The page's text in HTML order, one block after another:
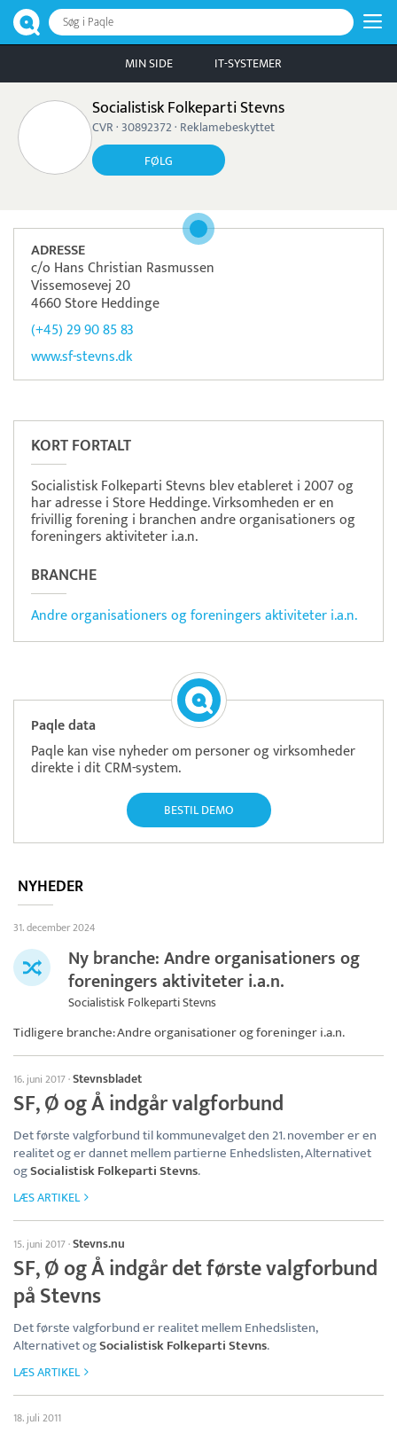
Søg i Paqle
MIN SIDE IT-SYSTEMER
Socialistisk Folkeparti Stevns
CVR · 30892372 · Reklamebeskyttet
FØLG
ADRESSE
c/o Hans Christian Rasmussen
Vissemosevej 20
4660 Store Heddinge
(+45) 29 90 85 83
www.sf-stevns.dk
KORT FORTALT
Socialistisk Folkeparti Stevns blev etableret i 2007 og
har adresse i Store Heddinge. Virksomheden er en
frivillig forening i branchen andre organisationers og
foreningers aktiviteter i.a.n.
BRANCHE
Andre organisationers og foreningers aktiviteter i.a.n.
Paqle data
Paqle kan vise nyheder om personer og virksomheder
direkte i dit CRM-system.
BESTIL DEMO
NYHEDER
31. december 2024
Ny branche: Andre organisationers og
foreningers aktiviteter i.a.n.
Socialistisk Folkeparti Stevns
Tidligere branche: Andre organisationer og foreninger i.a.n.
16. juni 2017·Stevnsbladet
SF, Ø og Å indgår valgforbund
Det første valgforbund til kommunevalget den 21. november er en
realitet og er dannet mellem partierne Enhedslisten, Alternativet
ogSocialistisk Folkeparti Stevns.
LÆS ARTIKEL
15. juni 2017·Stevns.nu
SF, Ø og Å indgår det første valgforbund
på Stevns
Det første valgforbund er realitet mellem Enhedslisten,
Alternativet ogSocialistisk Folkeparti Stevns.
LÆS ARTIKEL
18. juli 2011